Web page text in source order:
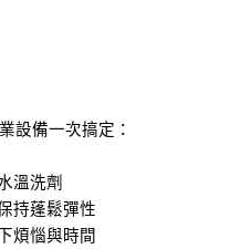
設備一次搞定：
溫洗劑
持蓬鬆彈性
煩惱與時間